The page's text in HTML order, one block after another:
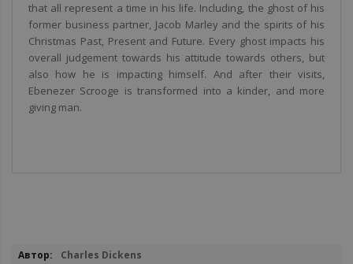
that all represent a time in his life. Including, the ghost of his
former business partner, Jacob Marley and the spirits of his
Christmas Past, Present and Future. Every ghost impacts his
overall judgement towards his attitude towards others, but
also how he is impacting himself. And after their visits,
Ebenezer Scrooge is transformed into a kinder, and more
giving man.
Повече
Charles Dickens